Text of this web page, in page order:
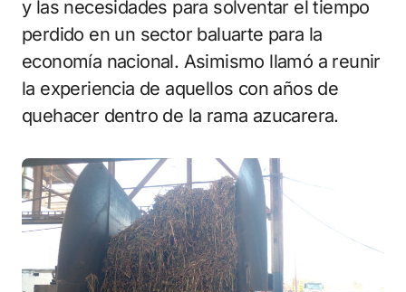
y las necesidades para solventar el tiempo
perdido en un sector baluarte para la
economía nacional. Asimismo llamó a reunir
la experiencia de aquellos con años de
quehacer dentro de la rama azucarera.